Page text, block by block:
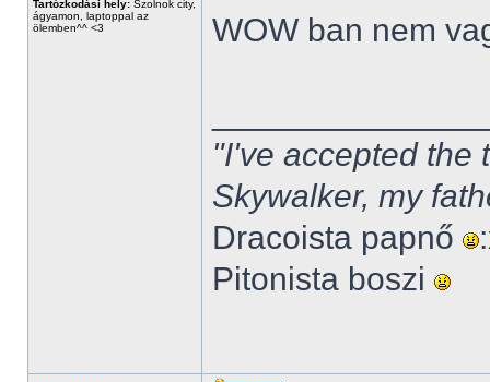
Tartózkodási hely: Szolnok city,
ágyamon, laptoppal az
ölemben^^ <3
WOW ban nem
"I've accepted the
Skywalker, my
Dracoista papnő
Pitonista boszi